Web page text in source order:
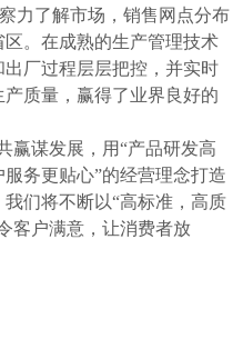
力了解市场，销售网点分布
。在成熟的生产管理技术
厂过程层层把控，并实时
质量，赢得了业界良好的
赢谋发展，用“产品研发高
务更贴心”的经营理念打造
们将不断以“高标准，高质
客户满意，让消费者放